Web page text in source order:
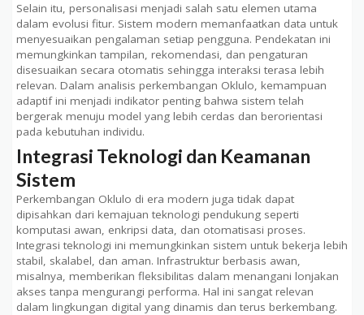
Selain itu, personalisasi menjadi salah satu elemen utama
dalam evolusi fitur. Sistem modern memanfaatkan data untuk
menyesuaikan pengalaman setiap pengguna. Pendekatan ini
memungkinkan tampilan, rekomendasi, dan pengaturan
disesuaikan secara otomatis sehingga interaksi terasa lebih
relevan. Dalam analisis perkembangan Oklulo, kemampuan
adaptif ini menjadi indikator penting bahwa sistem telah
bergerak menuju model yang lebih cerdas dan berorientasi
pada kebutuhan individu.
Integrasi Teknologi dan Keamanan
Sistem
Perkembangan Oklulo di era modern juga tidak dapat
dipisahkan dari kemajuan teknologi pendukung seperti
komputasi awan, enkripsi data, dan otomatisasi proses.
Integrasi teknologi ini memungkinkan sistem untuk bekerja lebih
stabil, skalabel, dan aman. Infrastruktur berbasis awan,
misalnya, memberikan fleksibilitas dalam menangani lonjakan
akses tanpa mengurangi performa. Hal ini sangat relevan
dalam lingkungan digital yang dinamis dan terus berkembang.